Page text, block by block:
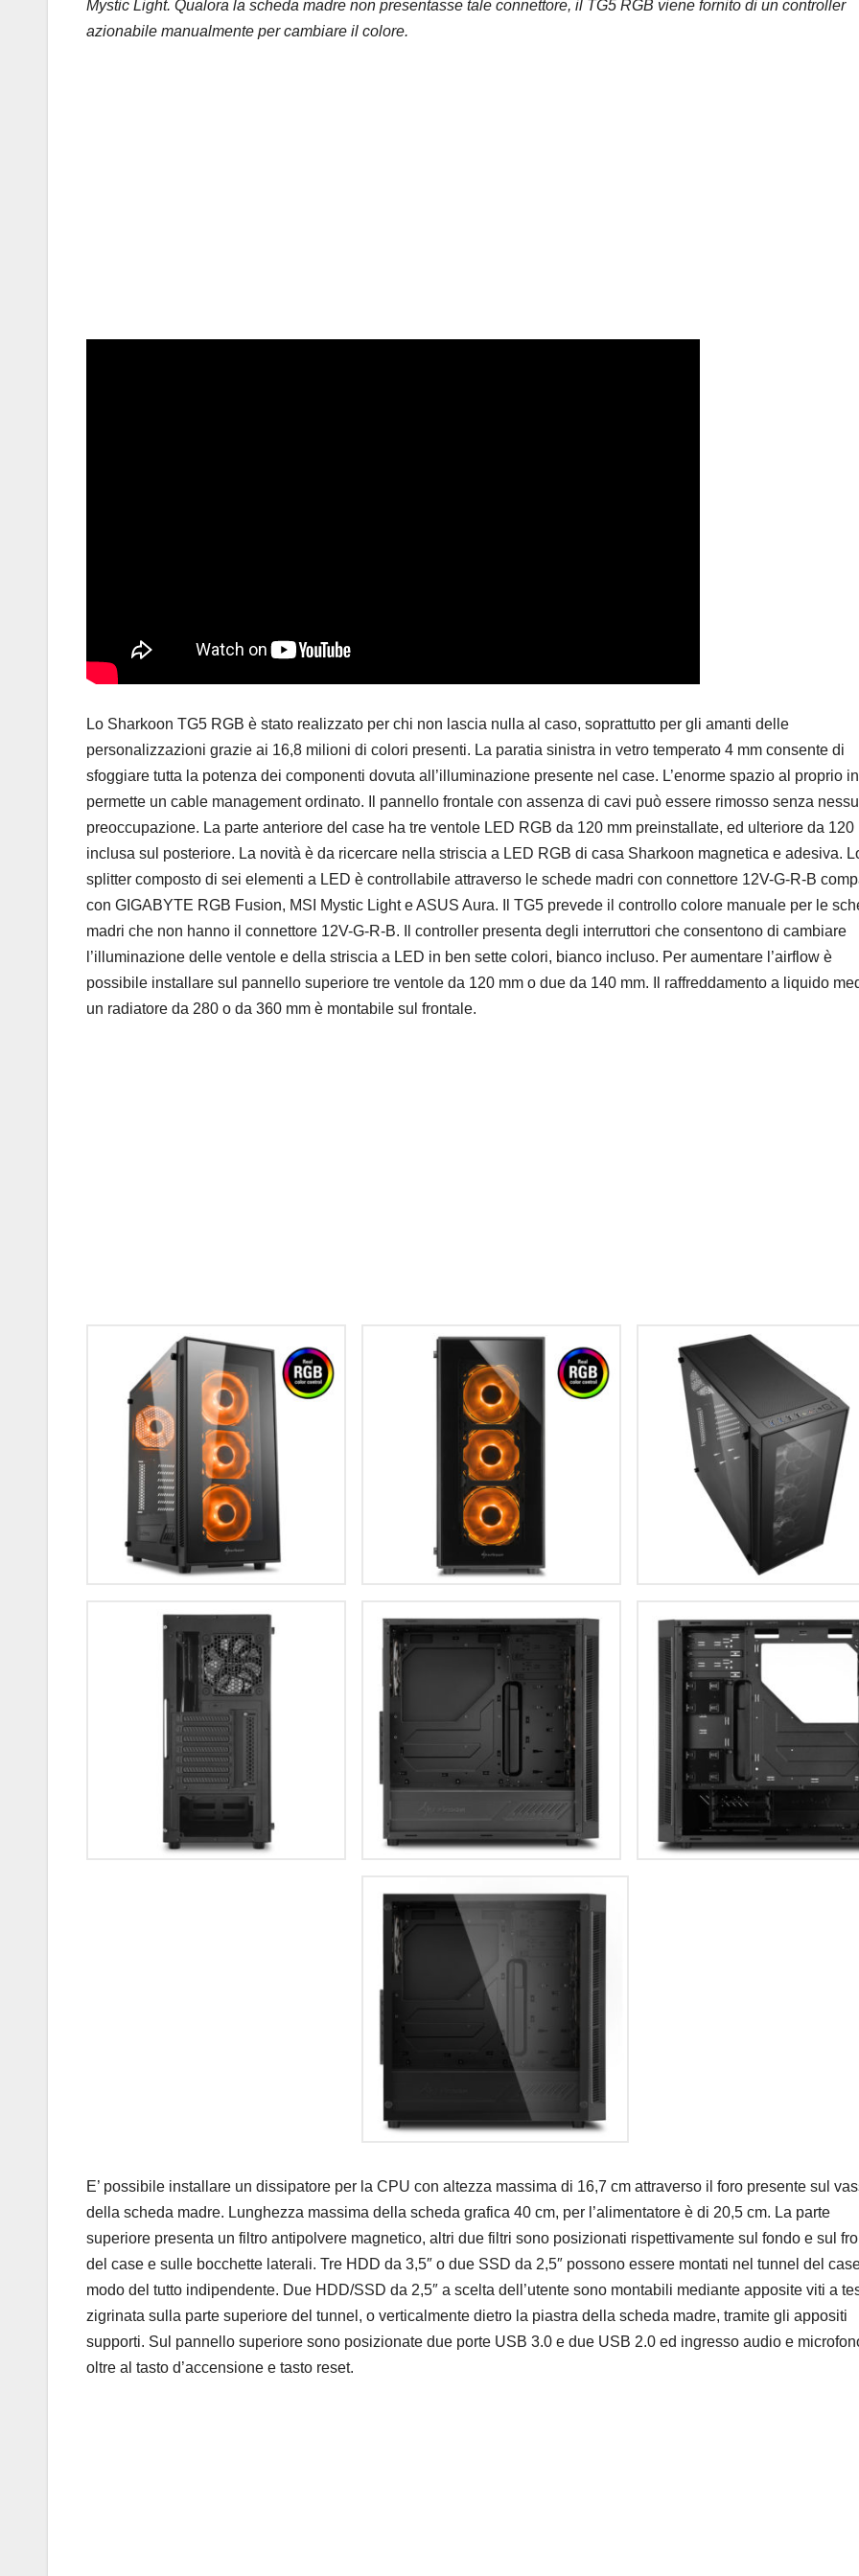
Mystic Light. Qualora la scheda madre non presentasse tale connettore, il TG5 RGB viene fornito di un controller
azionabile manualmente per cambiare il colore.
Lo Sharkoon TG5 RGB è stato realizzato per chi non lascia nulla al caso, soprattutto per gli amanti delle
personalizzazioni grazie ai 16,8 milioni di colori presenti. La paratia sinistra in vetro temperato 4 mm consente di
sfoggiare tutta la potenza dei componenti dovuta all’illuminazione presente nel case. L’enorme spazio al proprio
permette un cable management ordinato. Il pannello frontale con assenza di cavi può essere rimosso senza
preoccupazione. La parte anteriore del case ha tre ventole LED RGB da 120 mm preinstallate, ed ulteriore da 120
inclusa sul posteriore. La novità è da ricercare nella striscia a LED RGB di casa Sharkoon magnetica e adesiva.
splitter composto di sei elementi a LED è controllabile attraverso le schede madri con connettore 12V-G-R-B
con GIGABYTE RGB Fusion, MSI Mystic Light e ASUS Aura. Il TG5 prevede il controllo colore manuale per le
madri che non hanno il connettore 12V-G-R-B. Il controller presenta degli interruttori che consentono di cambiare
l’illuminazione delle ventole e della striscia a LED in ben sette colori, bianco incluso. Per aumentare l’airflow è
possibile installare sul pannello superiore tre ventole da 120 mm o due da 140 mm. Il raffreddamento a liquido
un radiatore da 280 o da 360 mm è montabile sul frontale.
E’ possibile installare un dissipatore per la CPU con altezza massima di 16,7 cm attraverso il foro presente sul
della scheda madre. Lunghezza massima della scheda grafica 40 cm, per l’alimentatore è di 20,5 cm. La parte
superiore presenta un filtro antipolvere magnetico, altri due filtri sono posizionati rispettivamente sul fondo e sul
del case e sulle bocchette laterali. Tre HDD da 3,5″ o due SSD da 2,5″ possono essere montati nel tunnel del
modo del tutto indipendente. Due HDD/SSD da 2,5″ a scelta dell’utente sono montabili mediante apposite viti a
zigrinata sulla parte superiore del tunnel, o verticalmente dietro la piastra della scheda madre, tramite gli appositi
supporti. Sul pannello superiore sono posizionate due porte USB 3.0 e due USB 2.0 ed ingresso audio e
oltre al tasto d’accensione e tasto reset.